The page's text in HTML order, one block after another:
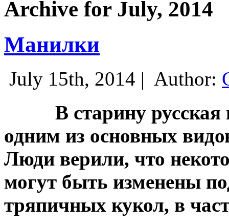
Archive for July, 2014
Манилки
July 15th, 2014 | Author:
В старину русская
одним из основных
Люди верили, что
могут быть изменены
тряпичных кукол, в